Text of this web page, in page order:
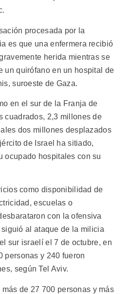
procesada por la
es que una enfermera recibió
herida mientras se
un quirófano en un hospital de
suroeste de Gaza.
en el sur de la Franja de
cuadrados, 2,3 millones de
dos millones desplazados
de Israel ha sitiado,
ocupado hospitales con su
como disponibilidad de
escuelas o
con la ofensiva
al ataque de la milicia
sur israelí el 7 de octubre, en
personas y 240 fueron
según Tel Aviv.
de 27 700 personas y más